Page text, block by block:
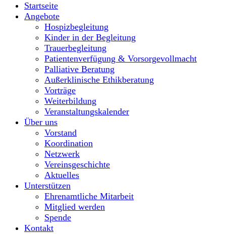
Startseite
Angebote
Hospizbegleitung
Kinder in der Begleitung
Trauerbegleitung
Patientenverfügung & Vorsorgevollmacht
Palliative Beratung
Außerklinische Ethikberatung
Vorträge
Weiterbildung
Veranstaltungskalender
Über uns
Vorstand
Koordination
Netzwerk
Vereinsgeschichte
Aktuelles
Unterstützen
Ehrenamtliche Mitarbeit
Mitglied werden
Spende
Kontakt